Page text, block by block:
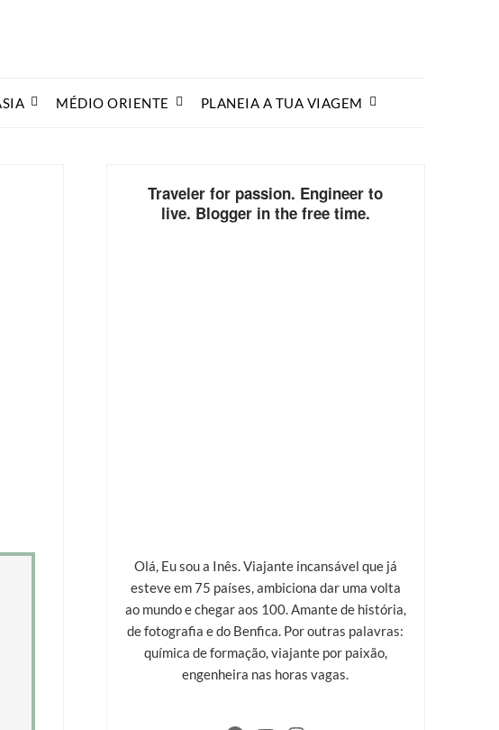
MÉDIO ORIENTE PLANEIA A TUA VIAGEM
Traveler for passion. Engineer to
live. Blogger in the free time.
Olá, Eu sou a Inês. Viajante incansável que já
esteve em 75 países, ambiciona dar uma volta
ao mundo e chegar aos 100. Amante de história,
de fotografia e do Benfica. Por outras palavras:
química de formação, viajante por paixão,
engenheira nas horas vagas.